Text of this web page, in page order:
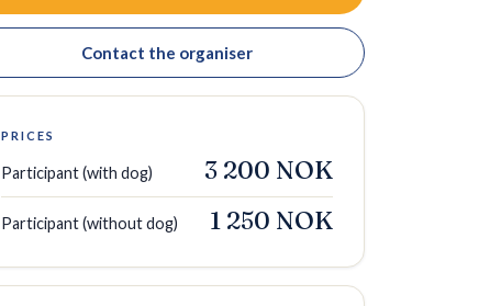
Contact the organiser
PRICES
Participant (with dog) 3 200 NOK
Participant (without dog) 1 250 NOK